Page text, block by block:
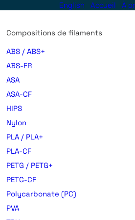
English Accueil À
Compositions de filaments
ABS / ABS+
ABS-FR
ASA
ASA-CF
HIPS
Nylon
PLA / PLA+
PLA-CF
PETG / PETG+
PETG-CF
Polycarbonate (PC)
PVA